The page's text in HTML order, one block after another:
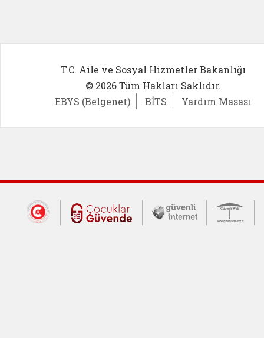
T.C. Aile ve Sosyal Hizmetler Bakanlığı
© 2026 Tüm Hakları Saklıdır.
EBYS (Belgenet)
BİTS Yardım Masası
Dış Bağlantılar
Cumhurbaşkanlığı İletişim Merkezi
Çocuklar Güvende (yeni
Güvenli